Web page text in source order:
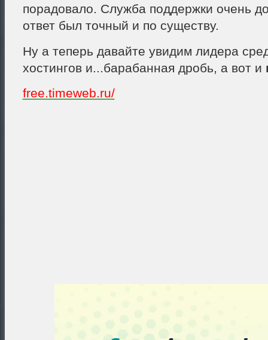
порадовало. Служба поддержки очень
ответ был точный и по существу.
Ну а теперь давайте увидим лидера
хостингов и...барабанная дробь, а вот и
free.timeweb.ru/